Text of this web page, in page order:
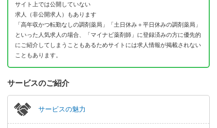
サイト上では公開していない
求人（非公開求人）もあります
「高年収かつ転勤なしの調剤薬局」「土日休み＋平日休みの調剤薬局」
といった人気求人の場合、「マイナビ薬剤師」に登録済みの方に優先的
にご紹介してしまうこともあるためサイトには求人情報が掲載されない
こともあります。
サービスのご紹介
サービスの魅力